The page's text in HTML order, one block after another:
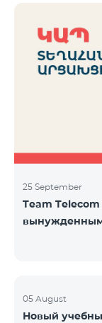
25 September
Team
вынужденным
05 August
Новый